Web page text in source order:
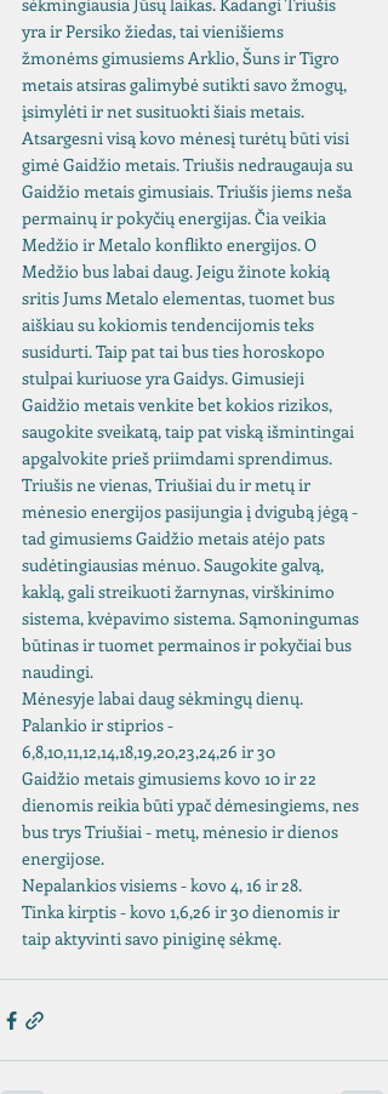
sėkmingiausia Jūsų laikas. Kadangi Triušis
yra ir Persiko žiedas, tai vienišiems
žmonėms gimusiems Arklio, Šuns ir Tigro
metais atsiras galimybė sutikti savo žmogų,
įsimylėti ir net susituokti šiais metais.
Atsargesni visą kovo mėnesį turėtų būti visi
gimė Gaidžio metais. Triušis nedraugauja su
Gaidžio metais gimusiais. Triušis jiems neša
permainų ir pokyčių energijas. Čia veikia
Medžio ir Metalo konflikto energijos. O
Medžio bus labai daug. Jeigu žinote kokią
sritis Jums Metalo elementas, tuomet bus
aiškiau su kokiomis tendencijomis teks
susidurti. Taip pat tai bus ties horoskopo
stulpai kuriuose yra Gaidys. Gimusieji
Gaidžio metais venkite bet kokios rizikos,
saugokite sveikatą, taip pat viską išmintingai
apgalvokite prieš priimdami sprendimus.
Triušis ne vienas, Triušiai du ir metų ir
mėnesio energijos pasijungia į dvigubą jėgą -
tad gimusiems Gaidžio metais atėjo pats
sudėtingiausias mėnuo. Saugokite galvą,
kaklą, gali streikuoti žarnynas, virškinimo
sistema, kvėpavimo sistema. Sąmoningumas
būtinas ir tuomet permainos ir pokyčiai bus
naudingi.
Mėnesyje labai daug sėkmingų dienų.
Palankio ir stiprios -
6,8,10,11,12,14,18,19,20,23,24,26 ir 30
Gaidžio metais gimusiems kovo 10 ir 22
dienomis reikia būti ypač dėmesingiems, nes
bus trys Triušiai - metų, mėnesio ir dienos
energijose.
Nepalankios visiems - kovo 4, 16 ir 28.
Tinka kirptis - kovo 1,6,26 ir 30 dienomis ir
taip aktyvinti savo piniginę sėkmę.